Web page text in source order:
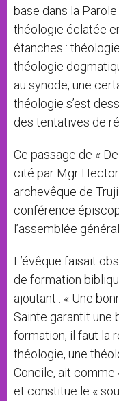
base dans la
théologie éclatée
étanches :
théologie
au synode, une
théologie s’est
des tentatives de
Ce passage de «
cité par Mgr
archevêque de
conférence
l’assemblée
L’évêque faisait
de formation
ajoutant : « Une
Sainte garantit une
formation, il faut la
théologie, une
Concile, ait comme
et constitue le «